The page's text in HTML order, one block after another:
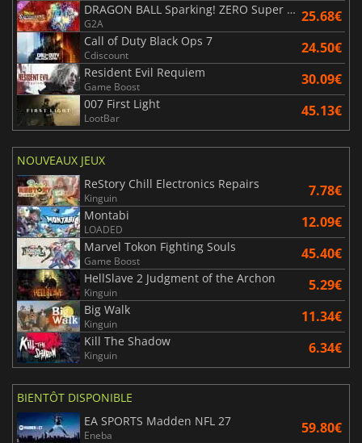
DRAGON BALL Sparking! ZERO Super Limit Breaking NEO
G2A 25.68€
Call of Duty Black Ops 7
Cdiscount 24.50€
Resident Evil Requiem
Game Boost 30.09€
007 First Light
LootBar 45.13€
NOUVEAUX JEUX
ReStory Chill Electronics Repairs
Kinguin 7.78€
Montabi
LOADED 12.09€
Marvel Tokon Fighting Souls
Game Boost 45.40€
HellSlave 2 Judgment of the Archon
Kinguin 5.29€
Big Walk
Kinguin 11.34€
Kill The Shadow
Kinguin 6.34€
BIENTÔT DISPONIBLE
EA SPORTS Madden NFL 27
Eneba 59.80€